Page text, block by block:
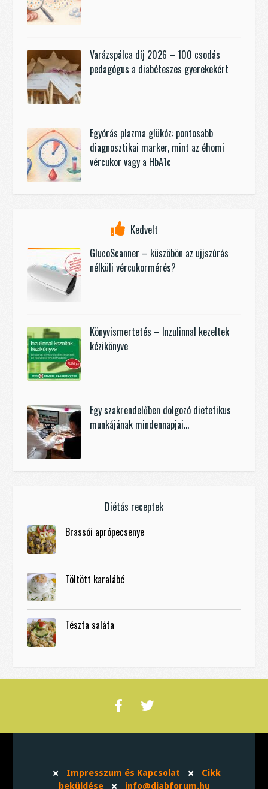
Varázspálca díj 2026 – 100 csodás
pedagógus a diabéteszes gyerekekért
Egyórás plazma glükóz: pontosabb
diagnosztikai marker, mint az éhomi
vércukor vagy a HbA1c
Kedvelt
GlucoScanner – küszöbön az ujjszúrás
nélküli vércukormérés?
Könyvismertetés – Inzulinnal kezeltek
kézikönyve
Egy szakrendelőben dolgozó dietetikus
munkájának mindennapjai…
Diétás receptek
Brassói aprópecsenye
Töltött karalábé
Tészta saláta
Impresszum és Kapcsolat
Cikk
beküldése
info@diabforum.hu